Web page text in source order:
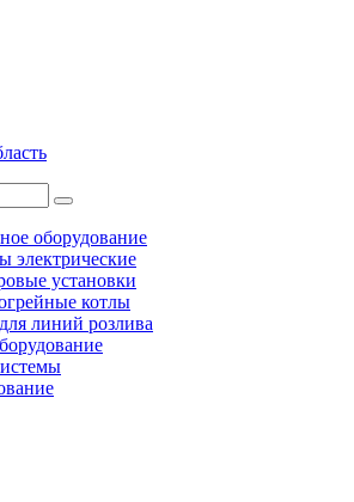
оборудование
электрические
установки
котлы
линий розлива